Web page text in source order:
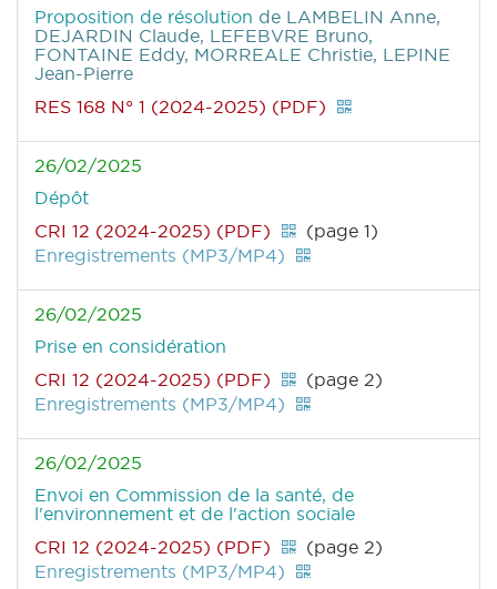
Proposition de résolution de LAMBELIN Anne,
DEJARDIN Claude, LEFEBVRE Bruno,
FONTAINE Eddy, MORREALE Christie, LEPINE
Jean-Pierre
RES 168 N° 1 (2024-2025) (PDF)
26/02/2025
Dépôt
CRI 12 (2024-2025) (PDF)
(page 1)
Enregistrements (MP3/MP4)
26/02/2025
Prise en considération
CRI 12 (2024-2025) (PDF)
(page 2)
Enregistrements (MP3/MP4)
26/02/2025
Envoi en Commission de la santé, de
l'environnement et de l'action sociale
CRI 12 (2024-2025) (PDF)
(page 2)
Enregistrements (MP3/MP4)